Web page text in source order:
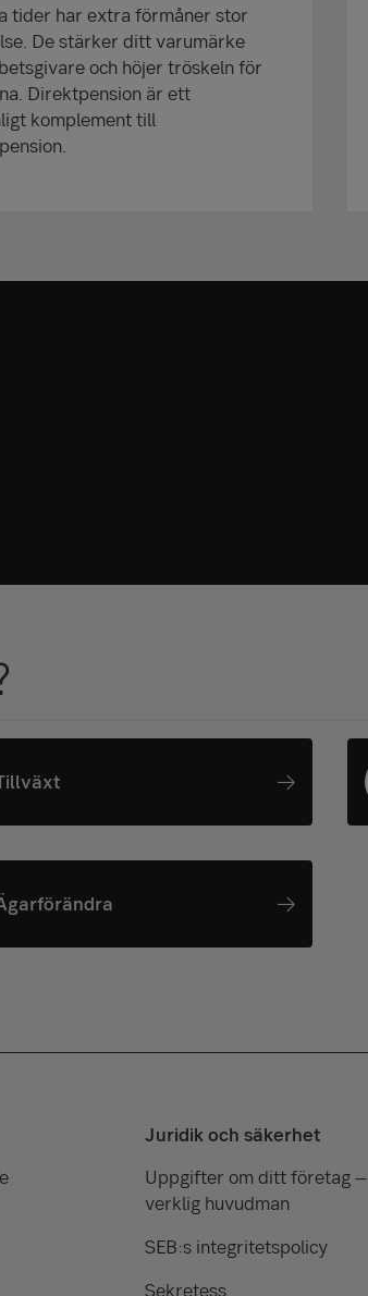
tider har extra förmåner stor
De stärker ditt varumärke
och höjer tröskeln för
Direktpension är ett
komplement till
Juridik och säkerhet
Uppgifter om ditt företag –
verklig huvudman
SEB:s integritetspolicy
Sekretess